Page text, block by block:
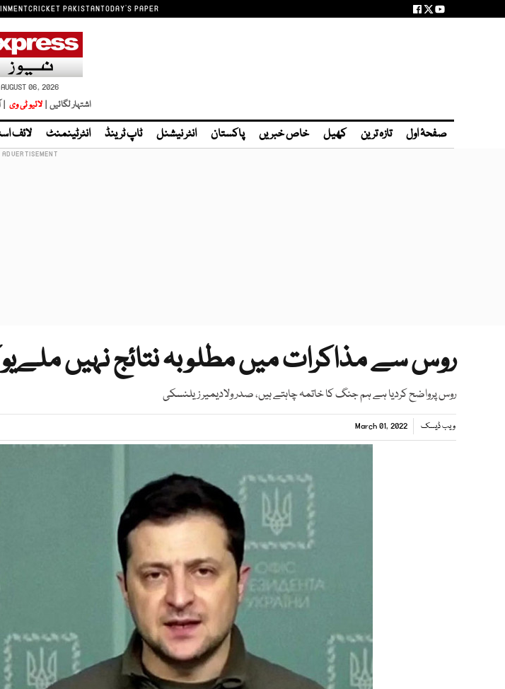
CRICKET PAKISTANTODAY'S PAPER
AUGUST 06, 2026
اشتہار لگائیں | لائیو ٹی وی |
صفحۂ اول تازہ ترین کھیل خاص خبریں پاکستان انٹر نیشنل ٹاپ ٹرینڈ انٹرٹینمنٹ لائف
روس سے مذاکرات میں مطلوبہ نتائج نہیں
روس پرواضح کردیا ہے ہم جنگ کا خاتمہ چاہتے ہیں، صدر ولادیمیر زیلنسکی
ویب ڈیسک March 01, 2022